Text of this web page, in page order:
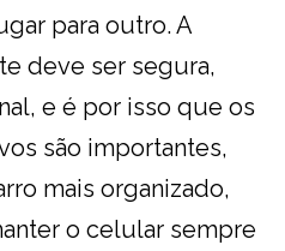
para outro. A
deve ser segura,
e é por isso que os
são importantes,
mais organizado,
o celular sempre